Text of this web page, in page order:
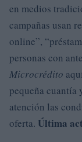
en medios
campañas usan
online”,
personas con
Microcrédito
pequeña cuantía
atención las
oferta. Última